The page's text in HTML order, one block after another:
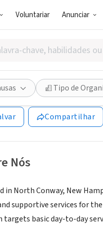
Voluntariar Anunciar
Tipo de
Station
NH
Compartilhar
Nós
in North Conway, New
supportive services for
targets basic day-to-day